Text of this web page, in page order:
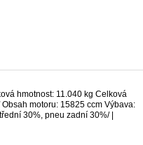
hmotnost: 11.040 kg Celková
motoru: 15825 ccm Výbava:
30%, pneu zadní 30%/ |